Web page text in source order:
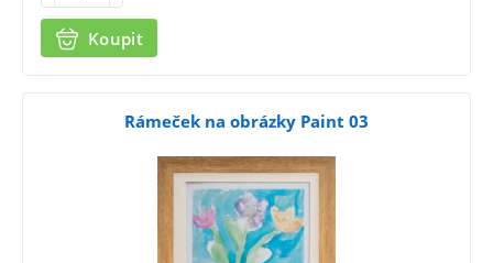
Koupit
Rámeček na obrázky Paint 03